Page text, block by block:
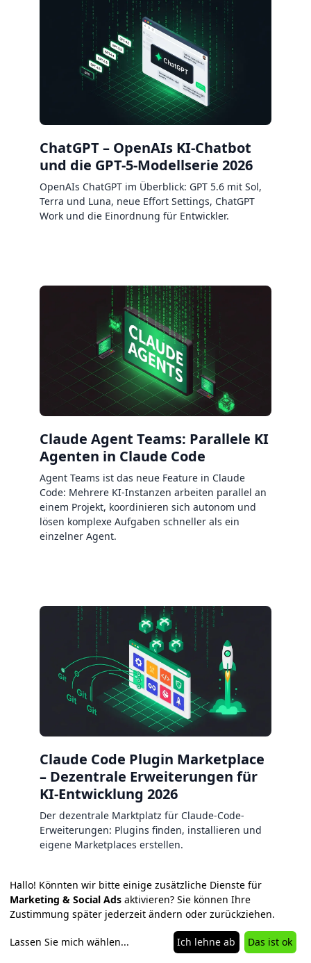
ChatGPT – OpenAIs KI-Chatbot
und die GPT-5-Modellserie 2026
OpenAIs ChatGPT im Überblick: GPT 5.6 mit Sol,
Terra und Luna, neue Effort Settings, ChatGPT
Work und die Einordnung für Entwickler.
Claude Agent Teams: Parallele KI
Agenten in Claude Code
Agent Teams ist das neue Feature in Claude
Code: Mehrere KI-Instanzen arbeiten parallel an
einem Projekt, koordinieren sich autonom und
lösen komplexe Aufgaben schneller als ein
einzelner Agent.
Claude Code Plugin Marketplace
– Dezentrale Erweiterungen für
KI-Entwicklung 2026
Der dezentrale Marktplatz für Claude-Code-
Erweiterungen: Plugins finden, installieren und
eigene Marketplaces erstellen.
Hallo! Könnten wir bitte einige zusätzliche Dienste für
Marketing & Social Ads aktivieren? Sie können Ihre
Zustimmung später jederzeit ändern oder zurückziehen.
Lassen Sie mich wählen... Ich lehne ab Das ist ok